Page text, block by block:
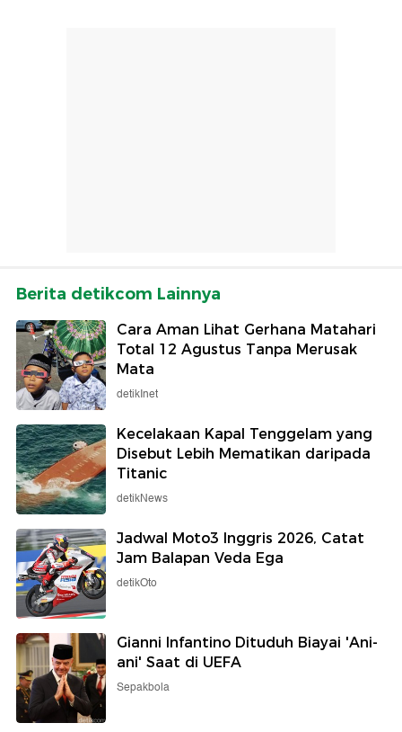
Berita detikcom Lainnya
Cara Aman Lihat Gerhana Matahari
Total 12 Agustus Tanpa Merusak
Mata
detikInet
Kecelakaan Kapal Tenggelam yang
Disebut Lebih Mematikan daripada
Titanic
detikNews
Jadwal Moto3 Inggris 2026, Catat
Jam Balapan Veda Ega
detikOto
Gianni Infantino Dituduh Biayai 'Ani-
ani' Saat di UEFA
Sepakbola